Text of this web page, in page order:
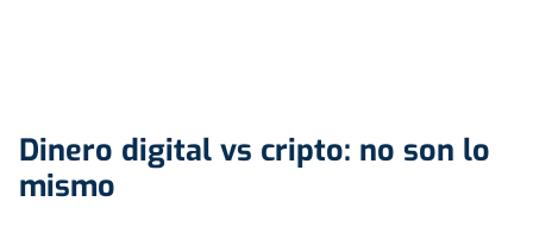
Dinero digital vs cripto: no son lo
mismo